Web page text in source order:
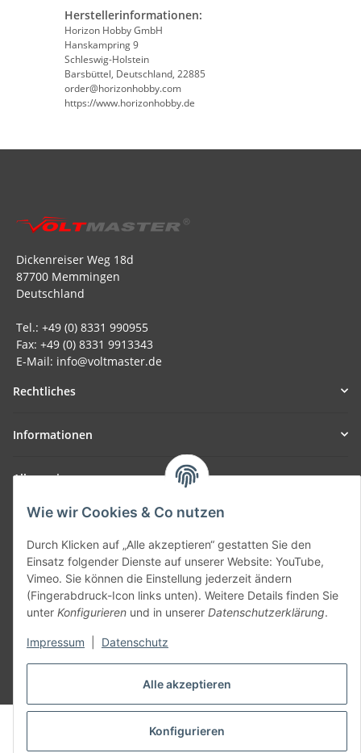
Alle akzeptieren
Konfigurieren
Wie wir Cookies & Co nutzen
Durch Klicken auf „Alle akzeptieren“ gestatten Sie den
Einsatz folgender Dienste auf unserer Website: YouTube,
Vimeo. Sie können die Einstellung jederzeit ändern
(Fingerabdruck-Icon links unten). Weitere Details finden Sie
unter Konfigurieren und in unserer Datenschutzerklärung.
Impressum Datenschutz
Herstellerinformationen:
Horizon Hobby GmbH
Hanskampring 9
Schleswig-Holstein
Barsbüttel, Deutschland, 22885
order@horizonhobby.com
https://www.horizonhobby.de
Dickenreiser Weg 18d
87700 Memmingen
Deutschland
Tel.: +49 (0) 8331 990955
Fax: +49 (0) 8331 9913343
E-Mail: info@voltmaster.de
Rechtliches
Informationen
Allgemein
Teil unseres Netzwerks:
SmoliTec - Safety. Simplified. Worldwide. ( B2B Shop )
Vertrag widerrufen
* Alle Preise inkl. gesetzlicher USt., zzgl.Versand
© voltmaster.de
Powered byJTL-Shop